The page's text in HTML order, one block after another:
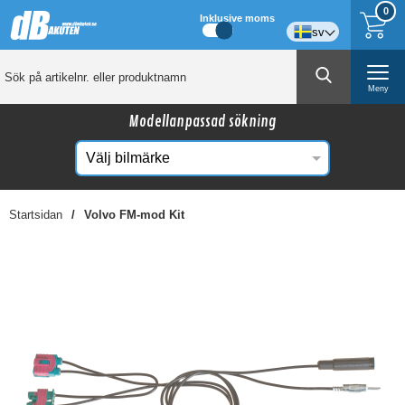
0
Inklusive moms
sv
Meny
Modellanpassad sökning
Startsidan Volvo FM-mod Kit